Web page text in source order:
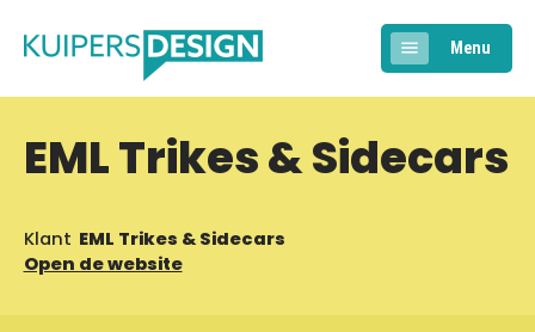
Menu
EML Trikes & Sidecars
Klant EML Trikes & Sidecars
Open de website